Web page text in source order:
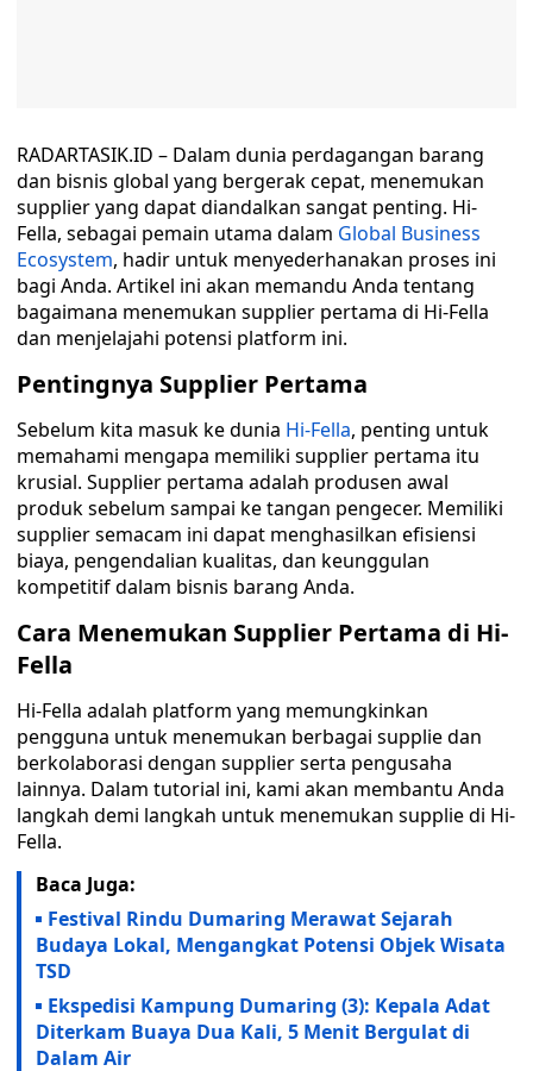
RADARTASIK.ID – Dalam dunia perdagangan barang
dan bisnis global yang bergerak cepat, menemukan
supplier yang dapat diandalkan sangat penting. Hi-
Fella, sebagai pemain utama dalam Global Business
Ecosystem, hadir untuk menyederhanakan proses ini
bagi Anda. Artikel ini akan memandu Anda tentang
bagaimana menemukan supplier pertama di Hi-Fella
dan menjelajahi potensi platform ini.
Pentingnya Supplier Pertama
Sebelum kita masuk ke dunia Hi-Fella, penting untuk
memahami mengapa memiliki supplier pertama itu
krusial. Supplier pertama adalah produsen awal
produk sebelum sampai ke tangan pengecer. Memiliki
supplier semacam ini dapat menghasilkan efisiensi
biaya, pengendalian kualitas, dan keunggulan
kompetitif dalam bisnis barang Anda.
Cara Menemukan Supplier Pertama di Hi-
Fella
Hi-Fella adalah platform yang memungkinkan
pengguna untuk menemukan berbagai supplie dan
berkolaborasi dengan supplier serta pengusaha
lainnya. Dalam tutorial ini, kami akan membantu Anda
langkah demi langkah untuk menemukan supplie di Hi-
Fella.
Baca Juga:
Festival Rindu Dumaring Merawat Sejarah
Budaya Lokal, Mengangkat Potensi Objek Wisata
TSD
Ekspedisi Kampung Dumaring (3): Kepala Adat
Diterkam Buaya Dua Kali, 5 Menit Bergulat di
Dalam Air